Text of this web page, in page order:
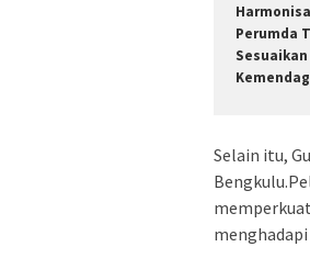
Perumda
Selain itu,